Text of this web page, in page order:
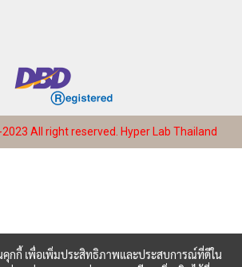
All right reserved. Hyper Lab Thailand
คุกกี้ เพื่อเพิ่มประสิทธิภาพและประสบการณ์ที่ดีใน